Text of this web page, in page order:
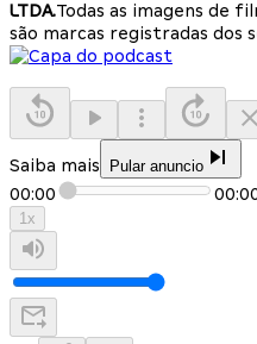
LTDA.Todas as imagens de
são marcas registradas dos
Saiba mais Pular anuncio
00:00
1x